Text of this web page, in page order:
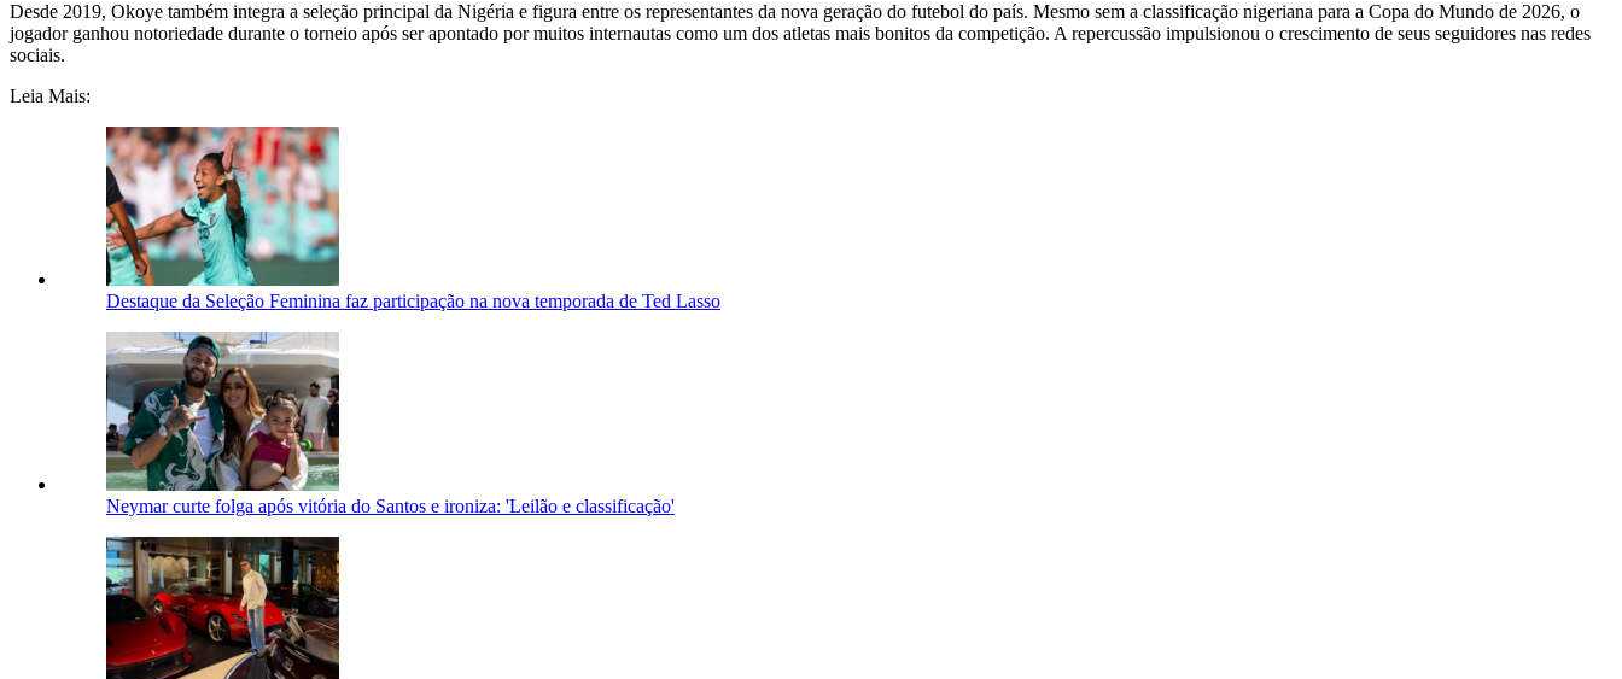
Desde 2019, Okoye também integra a seleção principal da Nigéria e figura entre os representantes da nova geração do futebol do país. Mesmo sem a classificação nigeriana para a Copa do Mundo de 2026, o
jogador ganhou notoriedade durante o torneio após ser apontado por muitos internautas como um dos atletas mais bonitos da competição. A repercussão impulsionou o crescimento de seus seguidores nas redes
sociais.
Leia Mais:
Destaque da Seleção Feminina faz participação na nova temporada de Ted Lasso
Neymar curte folga após vitória do Santos e ironiza: 'Leilão e classificação'